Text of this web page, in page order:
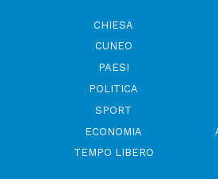
CHIESA
CUNEO
PAESI
POLITICA
SPORT
ECONOMIA
TEMPO LIBERO